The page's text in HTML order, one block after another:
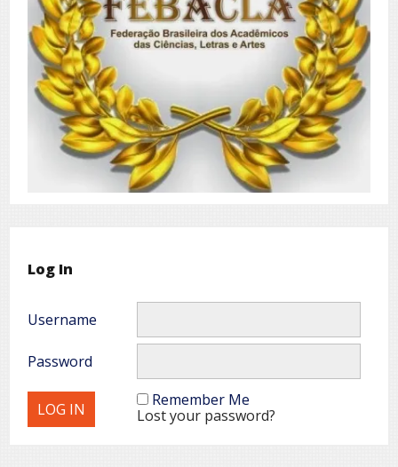
Log In
Username
Password
Remember Me
Lost your password?